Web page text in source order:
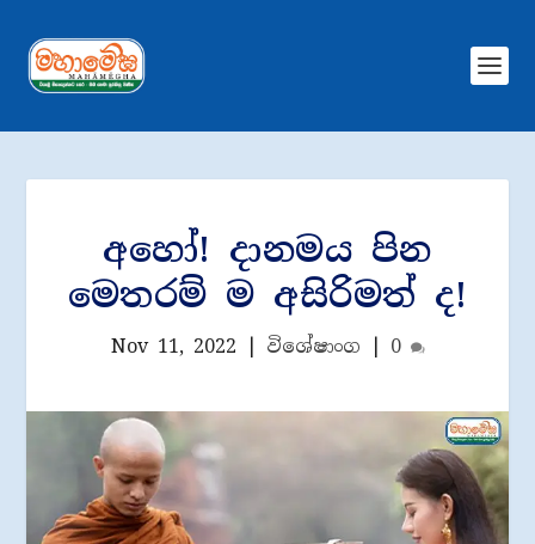
අහෝ! දානමය පින
මෙතරම් ම අසිරිමත් ද!
Nov 11, 2022 විශේෂාංග 0